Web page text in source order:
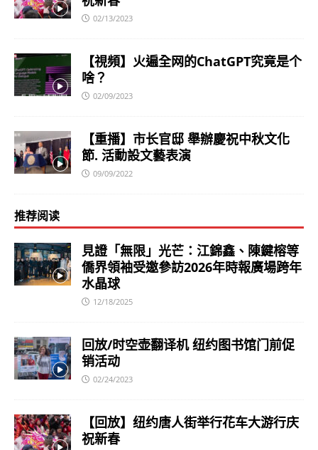
02/13/2023
【視頻】火遍全网的ChatGPT究竟是个
啥？
02/09/2023
【重播】市长官邸 舉辦慶祝中秋文化
節. 活動設文藝表演
09/09/2022
推荐阅读
見證「無限」光芒：江錦鑫、陳鍵榕等
僑界領袖受邀參訪2026年時報廣場跨年
水晶球
12/18/2025
回放/时空壶翻译机 纽约图书馆门前促
销活动
02/24/2023
【回放】纽约唐人街举行花车大游行庆
祝新春